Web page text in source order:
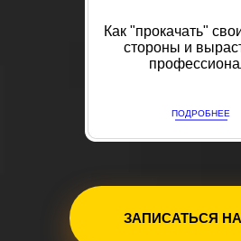
ЗАПИСАТЬСЯ
Как "прокачать"
стороны и
ПОДРОБНЕЕ